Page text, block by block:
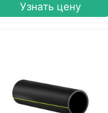
Узнать цену